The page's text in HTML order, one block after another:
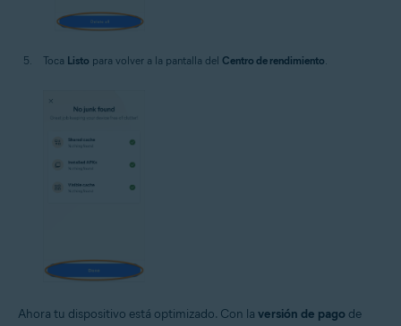
Toca Listo para volver a la pantalla del Centro de rendimiento
Ahora tu dispositivo está optimizado. Con la versión de pago de